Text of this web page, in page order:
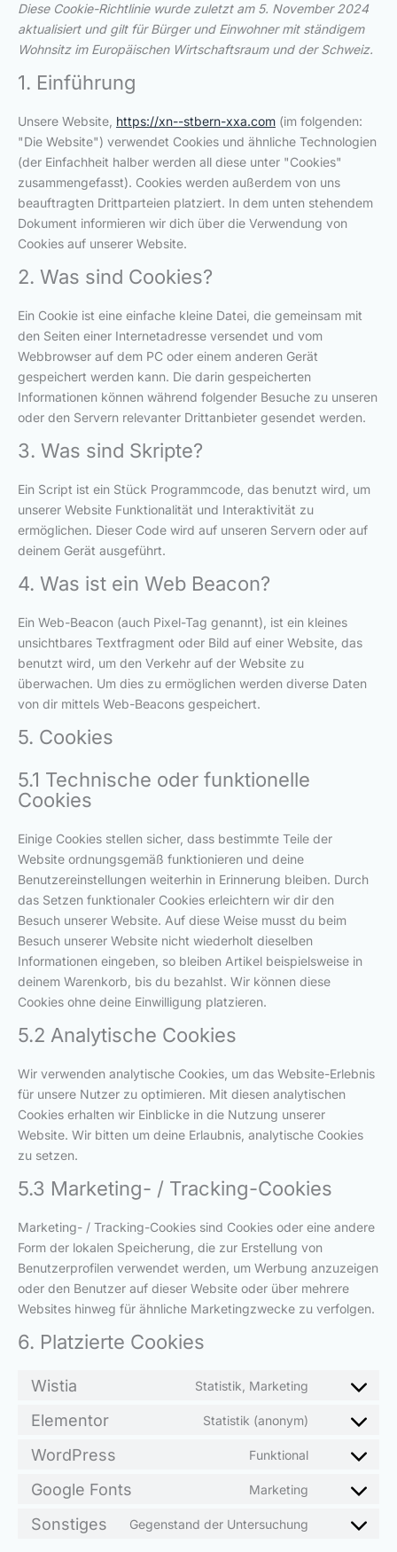
Diese Cookie-Richtlinie wurde zuletzt am 5. November 2024
aktualisiert und gilt für Bürger und Einwohner mit ständigem
Wohnsitz im Europäischen Wirtschaftsraum und der Schweiz.
1. Einführung
Unsere Website, https://xn--stbern-xxa.com (im folgenden:
"Die Website") verwendet Cookies und ähnliche Technologien
(der Einfachheit halber werden all diese unter "Cookies"
zusammengefasst). Cookies werden außerdem von uns
beauftragten Drittparteien platziert. In dem unten stehendem
Dokument informieren wir dich über die Verwendung von
Cookies auf unserer Website.
2. Was sind Cookies?
Ein Cookie ist eine einfache kleine Datei, die gemeinsam mit
den Seiten einer Internetadresse versendet und vom
Webbrowser auf dem PC oder einem anderen Gerät
gespeichert werden kann. Die darin gespeicherten
Informationen können während folgender Besuche zu unseren
oder den Servern relevanter Drittanbieter gesendet werden.
3. Was sind Skripte?
Ein Script ist ein Stück Programmcode, das benutzt wird, um
unserer Website Funktionalität und Interaktivität zu
ermöglichen. Dieser Code wird auf unseren Servern oder auf
deinem Gerät ausgeführt.
4. Was ist ein Web Beacon?
Ein Web-Beacon (auch Pixel-Tag genannt), ist ein kleines
unsichtbares Textfragment oder Bild auf einer Website, das
benutzt wird, um den Verkehr auf der Website zu
überwachen. Um dies zu ermöglichen werden diverse Daten
von dir mittels Web-Beacons gespeichert.
5. Cookies
5.1 Technische oder funktionelle
Cookies
Einige Cookies stellen sicher, dass bestimmte Teile der
Website ordnungsgemäß funktionieren und deine
Benutzereinstellungen weiterhin in Erinnerung bleiben. Durch
das Setzen funktionaler Cookies erleichtern wir dir den
Besuch unserer Website. Auf diese Weise musst du beim
Besuch unserer Website nicht wiederholt dieselben
Informationen eingeben, so bleiben Artikel beispielsweise in
deinem Warenkorb, bis du bezahlst. Wir können diese
Cookies ohne deine Einwilligung platzieren.
5.2 Analytische Cookies
Wir verwenden analytische Cookies, um das Website-Erlebnis
für unsere Nutzer zu optimieren. Mit diesen analytischen
Cookies erhalten wir Einblicke in die Nutzung unserer
Website. Wir bitten um deine Erlaubnis, analytische Cookies
zu setzen.
5.3 Marketing- / Tracking-Cookies
Marketing- / Tracking-Cookies sind Cookies oder eine andere
Form der lokalen Speicherung, die zur Erstellung von
Benutzerprofilen verwendet werden, um Werbung anzuzeigen
oder den Benutzer auf dieser Website oder über mehrere
Websites hinweg für ähnliche Marketingzwecke zu verfolgen.
6. Platzierte Cookies
Wistia Statistik, Marketing
Elementor Statistik (anonym)
WordPress Funktional
Google Fonts Marketing
Sonstiges Gegenstand der Untersuchung